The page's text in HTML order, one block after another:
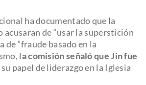
ha documentado que la
de “usar la superstición
de “fraude basado en la
la comisión señaló que Jin fue
su papel de liderazgo en la Iglesia